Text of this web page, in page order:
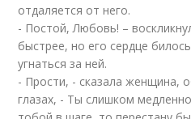
отдаляется от него.
- Постой, Любовь! –
быстрее, но его сердце
угнаться за ней.
- Прости, - сказала женщина,
глазах, - Ты слишком